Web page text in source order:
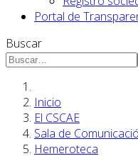
Portal de
Buscar
Inicio
El CSCAE
Sala de
Hemeroteca